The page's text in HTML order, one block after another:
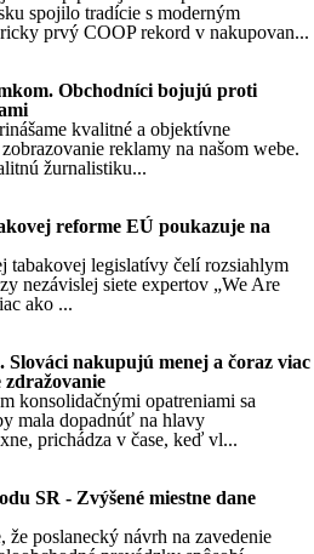
spojilo tradície s moderným
prvý COOP rekord v nakupovan...
Obchodníci bojujú proti
kvalitné a objektívne
reklamy na našom webe.
žurnalistiku...
reforme EÚ poukazuje na
tabakovej legislatívy čelí rozsiahlym
nezávislej siete expertov „We Are
ako ...
Slováci nakupujú menej a čoraz viac
konsolidačnými opatreniami sa
mala dopadnúť na hlavy
prichádza v čase, keď vl...
SR - Zvýšené miestne dane
poslanecký návrh na zavedenie